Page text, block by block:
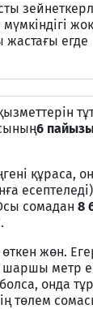
жоқ
жастағы егде
6
құраса,
сомадан 8
жөн.
шаршы метр
онда
төлем